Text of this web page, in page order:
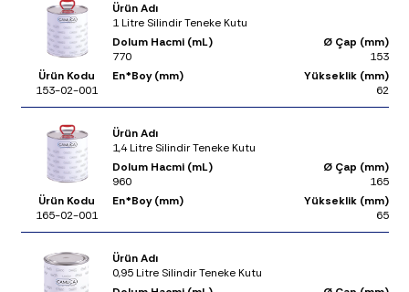
Ürün Adı
1 Litre Silindir Teneke Kutu
Dolum Hacmi (mL)
770
Ø Çap (mm)
153
Ürün Kodu
153-02-001
En*Boy (mm)
Yükseklik (mm)
62
Ürün Adı
1,4 Litre Silindir Teneke Kutu
Dolum Hacmi (mL)
960
Ø Çap (mm)
165
Ürün Kodu
165-02-001
En*Boy (mm)
Yükseklik (mm)
65
Ürün Adı
0,95 Litre Silindir Teneke Kutu